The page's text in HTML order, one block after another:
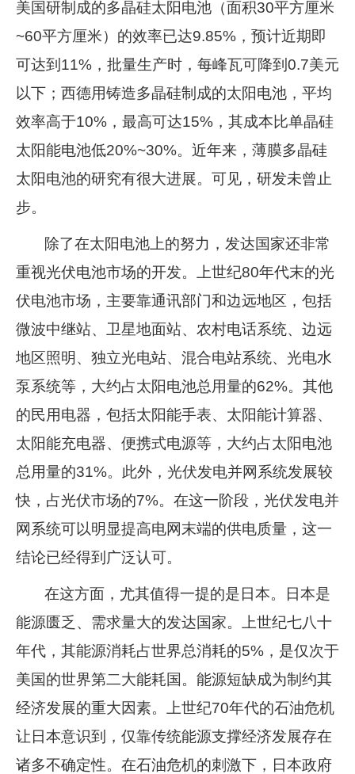
美国研制成的多晶硅太阳电池（面积30平方厘米
~60平方厘米）的效率已达9.85%，预计近期即
可达到11%，批量生产时，每峰瓦可降到0.7美元
以下；西德用铸造多晶硅制成的太阳电池，平均
效率高于10%，最高可达15%，其成本比单晶硅
太阳能电池低20%~30%。近年来，薄膜多晶硅
太阳电池的研究有很大进展。可见，研发未曾止
步。
除了在太阳电池上的努力，发达国家还非常
重视光伏电池市场的开发。上世纪80年代末的光
伏电池市场，主要靠通讯部门和边远地区，包括
微波中继站、卫星地面站、农村电话系统、边远
地区照明、独立光电站、混合电站系统、光电水
泵系统等，大约占太阳电池总用量的62%。其他
的民用电器，包括太阳能手表、太阳能计算器、
太阳能充电器、便携式电源等，大约占太阳电池
总用量的31%。此外，光伏发电并网系统发展较
快，占光伏市场的7%。在这一阶段，光伏发电并
网系统可以明显提高电网末端的供电质量，这一
结论已经得到广泛认可。
在这方面，尤其值得一提的是日本。日本是
能源匮乏、需求量大的发达国家。上世纪七八十
年代，其能源消耗占世界总消耗的5%，是仅次于
美国的世界第二大能耗国。能源短缺成为制约其
经济发展的重大因素。上世纪70年代的石油危机
让日本意识到，仅靠传统能源支撑经济发展存在
诸多不确定性。在石油危机的刺激下，日本政府